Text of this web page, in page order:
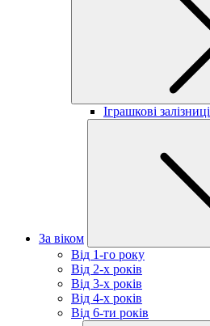
Іграшкові залізниці
За віком
Від 1-го року
Від 2-х років
Від 3-х років
Від 4-х років
Від 6-ти років